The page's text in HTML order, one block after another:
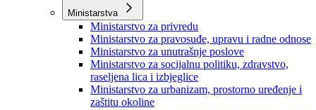
Vlada BPK Goražde
Premijer
Članovi Vlade
Ministarstva
Ministarstvo za privredu
Ministarstvo za pravosuđe, upravu i radne odnose
Ministarstvo za unutrašnje poslove
Ministarstvo za socijalnu politiku, zdravstvo,